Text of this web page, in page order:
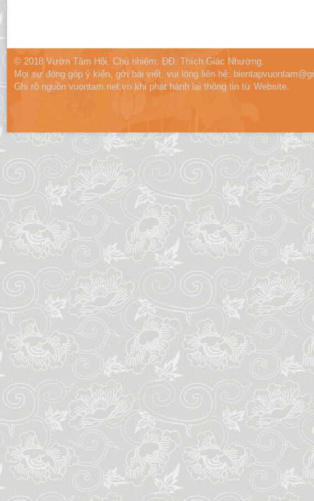
© 2018 Vườn Tâm Hội. Chủ nhiệm: ĐĐ. Thích Giác Nhường.
Mọi sự đóng góp ý kiến, gởi bài viết, vui lòng liên hệ:
Ghi rõ nguồn vuontam.net.vn khi phát hành lại thông tin từ Website.